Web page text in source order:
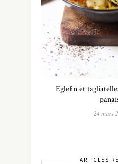
Eglefin et
24 mars
ARTICLES